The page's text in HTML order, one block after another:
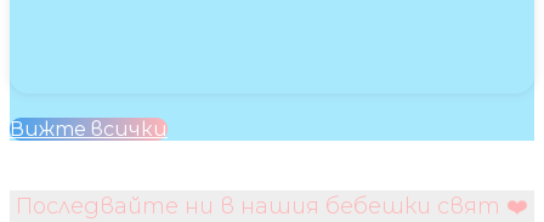
Вижте всички
Последвайте ни в нашия бебешки свят ❤️